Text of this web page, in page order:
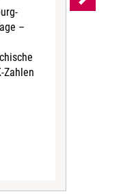
–
Zahlen